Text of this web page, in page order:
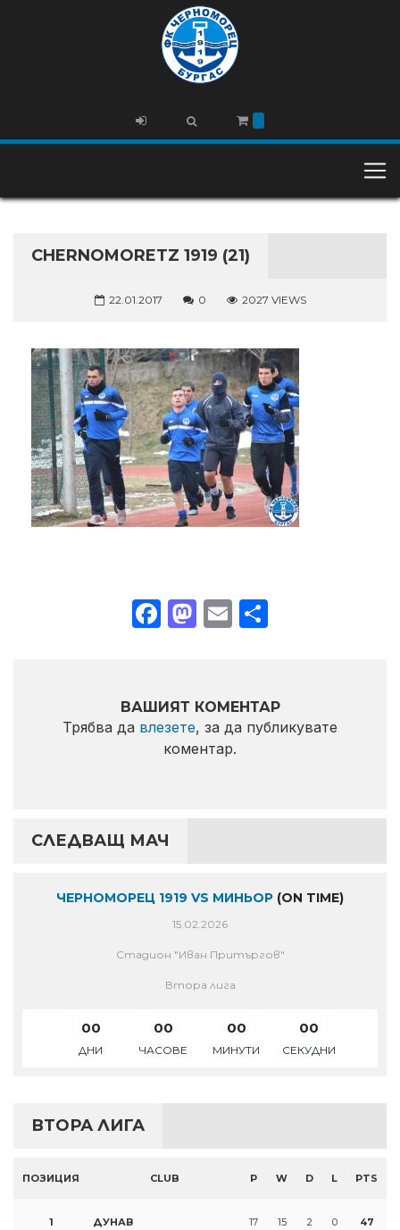
CHERNOMORETZ 1919 (21)
22.01.2017 0 2027 VIEWS
Facebook
Mastodon
Email
ВАШИЯТ КОМЕНТАР
Трябва да влезете, за да публикувате
коментар.
СЛЕДВАЩ МАЧ
ЧЕРНОМОРЕЦ 1919 VS МИНЬОР (ON TIME)
15.02.2026
Стадион "Иван Притъргов"
Втора лига
00
ДНИ
00
ЧАСОВЕ
00
МИНУТИ
00
СЕКУДНИ
ВТОРА ЛИГА
ПОЗИЦИЯ CLUB P W D L PTS
1 ДУНАВ 17 15 2 0 47